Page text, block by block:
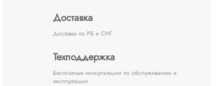
Доставка
Доставка по РБ и СНГ
Техподдержка
Бесплатные консультации по обслуживанию и
эксплуатации